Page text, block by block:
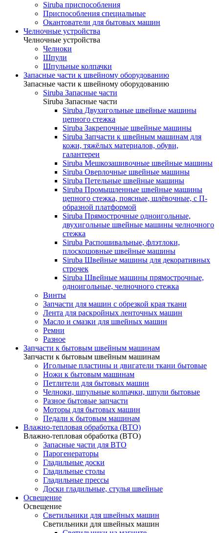
Siruba приспособления
Приспособления специальные
Окантователи для бытовых машин
Челночные устройства
Челночные устройства
Челноки
Шпули
Шпульные колпачки
Запасные части к швейному оборудованию
Запасные части к швейному оборудованию
Siruba Запасные части
Siruba Запасные части
Siruba Двухигольные швейные машины
цепного стежка
Siruba Закрепочные швейные машины
Siruba Запчасти к швейным машинам для
кожи, тяжёлых материалов, обуви,
галантереи
Siruba Мешкозашивочные швейные машины
Siruba Оверлочные швейные машины
Siruba Петельные швейные машины
Siruba Промышленные швейные машины
цепного стежка, поясные, шлёвочные, с П-
образной платформой
Siruba Прямострочные одноигольные,
двухигольные швейные машины челночного
стежка
Siruba Распошивальные, флэтлоки,
плоскошовные швейные машины
Siruba Швейные машины для декоративных
строчек
Siruba Швейные машины прямострочные,
одноигольные, челночного стежка
Винты
Запчасти для машин с обрезкой края ткани
Лента для раскройных ленточных машин
Масло и смазки для швейных машин
Ремни
Разное
Запчасти к бытовым швейным машинам
Запчасти к бытовым швейным машинам
Игольные пластины и двигатели ткани бытовые
Ножи к бытовым машинам
Петлители для бытовых машин
Челноки, шпульные колпачки, шпули бытовые
Разное бытовые запчасти
Моторы для бытовых машин
Педали к бытовым машинам
Влажно-тепловая обработка (ВТО)
Влажно-тепловая обработка (ВТО)
Запасные части для ВТО
Парогенераторы
Гладильные доски
Гладильные столы
Гладильные прессы
Доски гладильные, стулья швейные
Освещение
Освещение
Светильники для швейных машин
Светильники для швейных машин